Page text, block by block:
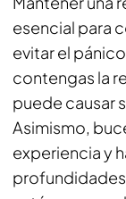
esencial para
evitar el
contengas la
puede causar
Asimismo,
experiencia y